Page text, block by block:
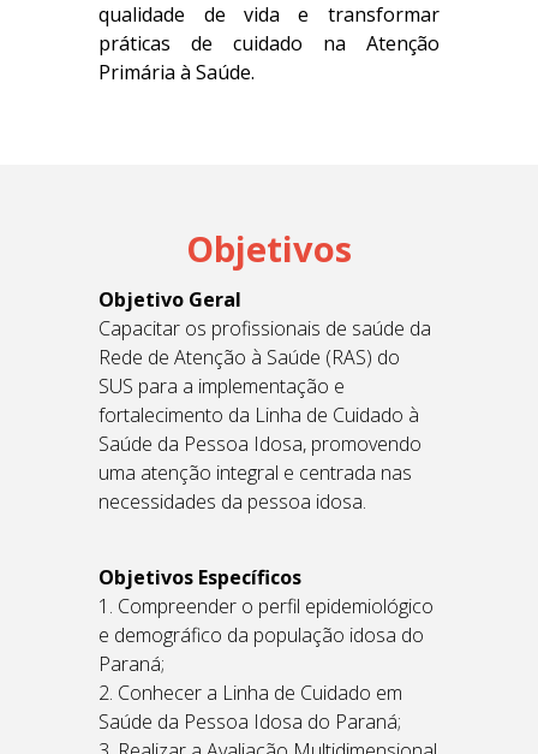
qualidade de vida e transformar
práticas de cuidado na Atenção
Primária à Saúde.
Objetivos
Objetivo Geral
Capacitar os profissionais de saúde da
Rede de Atenção à Saúde (RAS) do
SUS para a implementação e
fortalecimento da Linha de Cuidado à
Saúde da Pessoa Idosa, promovendo
uma atenção integral e centrada nas
necessidades da pessoa idosa.
Objetivos Específicos
1. Compreender o perfil epidemiológico
e demográfico da população idosa do
Paraná;
2. Conhecer a Linha de Cuidado em
Saúde da Pessoa Idosa do Paraná;